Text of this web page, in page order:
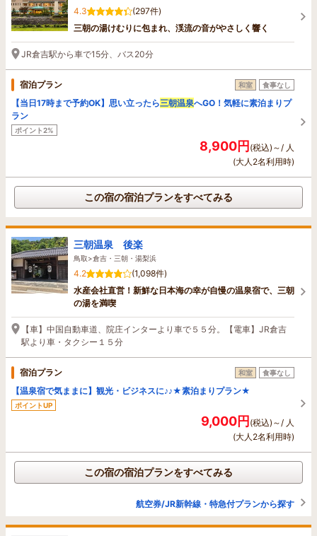
4.3
(297件)
三朝の湯けむりに包まれ、渓流の音がやさしく響く
JR倉吉駅から車で15分、バス20分
宿泊プラン 和室 食事なし
【当日17時まで予約OK】思い立ったら三朝温泉へGO！気軽に素泊まりプ
ラン
ポイント2%
8,900円(税込)～/ 人
(大人2名利用時)
この宿の宿泊プランをすべてみる
三朝温泉 後楽
鳥取>倉吉・三朝・湯梨浜
4.2
(1,098件)
水産会社直営！新鮮な日本海の幸が自慢の温泉宿で、三朝
の湯を満喫
【車】中国自動車道、院庄インターより車で５５分。【電車】JR倉吉
駅より車・タクシー１５分
宿泊プラン 和室 食事なし
【温泉宿で気ままに】観光・ビジネスに♪♪★素泊まりプラン★
ポイントUP
9,000円(税込)～/ 人
(大人2名利用時)
この宿の宿泊プランをすべてみる
航空券/JR新幹線・特急付プランから探す